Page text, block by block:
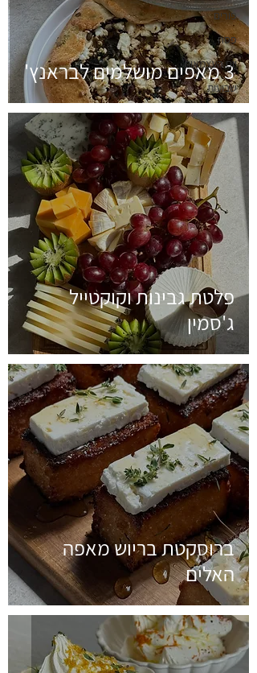
פורים
פסח
יום העצמאות
שבועות
3 מאפים מושלמים לבראנץ'
פלטת גבינות וקוקטייל
ג'סמין
ברוסקטת בריוש מאפה
האלים